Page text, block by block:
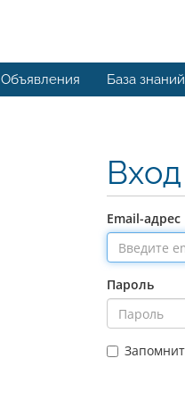
Объявления База знаний
Вход
Email-адрес
Пароль